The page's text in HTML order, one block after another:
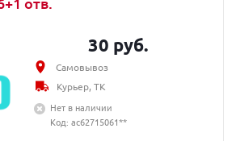
30 руб.
Самовывоз
Курьер, ТК
Нет в наличии
Код: ac62715061**